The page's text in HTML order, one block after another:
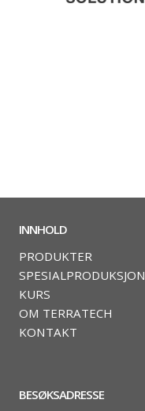
INNHOLD
PRODUKTER
SPESIALPRODUKSJON
KURS
OM TERRATECH
KONTAKT
BESØKSADRESSE